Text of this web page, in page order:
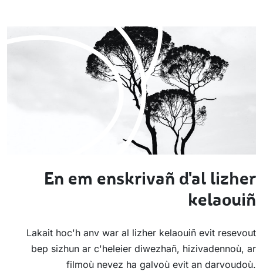
En em enskrivañ d'al lizher
kelaouiñ
Lakait hoc'h anv war al lizher kelaouiñ evit resevout
bep sizhun ar c'heleier diwezhañ, hizivadennoù, ar
filmoù nevez ha galvoù evit an darvoudoù.